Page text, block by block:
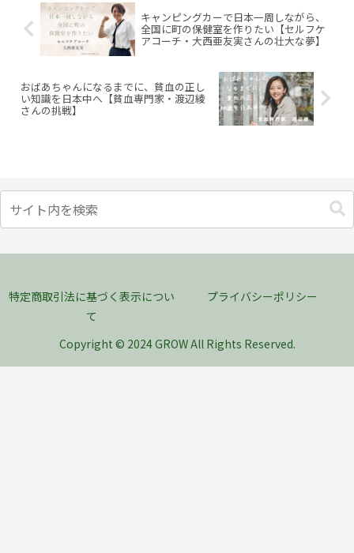
キャンピングカーで日本一周しながら、
全国に町の保健室を作りたい【セルフケ
アコーチ・大西亜友実さんの壮大な夢】
おばあちゃんになるまでに、貧血の正し
い知識を日本中へ【貧血専門家・渡辺綾
さんの挑戦】
特定商取引法に基づく表示につい
て
プライバシーポリシー
Copyright © 2024 GROW All Rights Reserved.